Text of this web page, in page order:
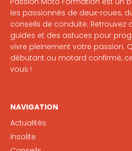
les passionnés de deux-roues,
conseils de conduite. Retrouvez
guides et des astuces pour
vivre pleinement votre passion.
débutant ou motard confirmé,
vous !
NAVIGATION
Actualités
Insolite